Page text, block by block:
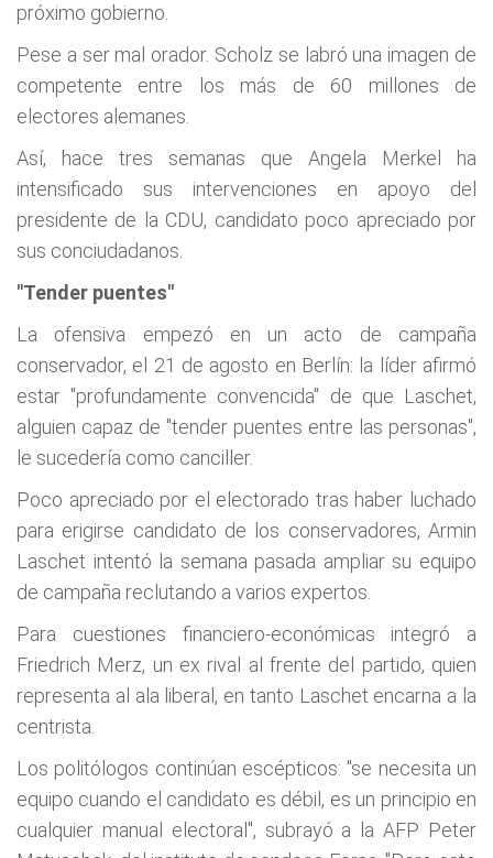
próximo gobierno.
Pese a ser mal orador. Scholz se labró una imagen de
competente entre los más de 60 millones de
electores alemanes.
Así, hace tres semanas que Angela Merkel ha
intensificado sus intervenciones en apoyo del
presidente de la CDU, candidato poco apreciado por
sus conciudadanos.
"Tender puentes"
La ofensiva empezó en un acto de campaña
conservador, el 21 de agosto en Berlín: la líder afirmó
estar "profundamente convencida" de que Laschet,
alguien capaz de "tender puentes entre las personas",
le sucedería como canciller.
Poco apreciado por el electorado tras haber luchado
para erigirse candidato de los conservadores, Armin
Laschet intentó la semana pasada ampliar su equipo
de campaña reclutando a varios expertos.
Para cuestiones financiero-económicas integró a
Friedrich Merz, un ex rival al frente del partido, quien
representa al ala liberal, en tanto Laschet encarna a la
centrista.
Los politólogos continúan escépticos: "se necesita un
equipo cuando el candidato es débil, es un principio en
cualquier manual electoral", subrayó a la AFP Peter